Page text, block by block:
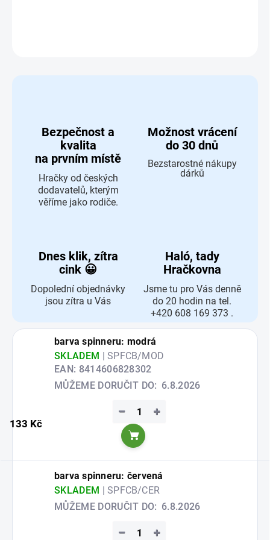
Bezpečnost a
kvalita
na prvním místě
Hračky od českých
dodavatelů, kterým
věříme jako rodiče.
Možnost vrácení
do 30 dnů
Bezstarostné nákupy
dárků
Dnes klik, zítra
cink 😀
Dopolední objednávky
jsou zítra u Vás
Haló, tady
Hračkovna
Jsme tu pro Vás denně
do 20 hodin na tel.
+420 608 169 373 .
barva spinneru: modrá
SKLADEM
| SPFCB/MOD
EAN: 8414606828302
MŮŽEME DORUČIT DO: 6.8.2026
133 Kč
+
−
Do košíku
barva spinneru: červená
SKLADEM
| SPFCB/CER
MŮŽEME DORUČIT DO: 6.8.2026
+
−